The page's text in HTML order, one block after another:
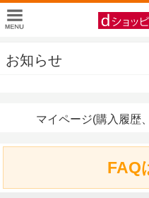
お知らせ
マイページ(購入履歴
FAQ